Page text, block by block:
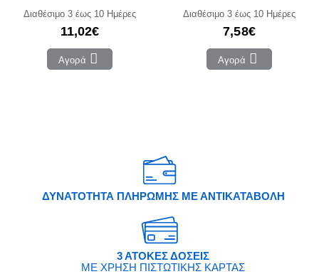
Διαθέσιμο 3 έως 10 Ημέρες
11,02€
Αγορά
Διαθέσιμο 3 έως 10 Ημέρες
7,58€
Αγορά
ΔΥΝΑΤΟΤΗΤΑ ΠΛΗΡΩΜΗΣ ΜΕ ΑΝΤΙΚΑΤΑΒΟΛΗ
3 ΑΤΟΚΕΣ ΔΟΣΕΙΣ
ΜΕ ΧΡΗΣΗ ΠΙΣΤΩΤΙΚΗΣ ΚΑΡΤΑΣ